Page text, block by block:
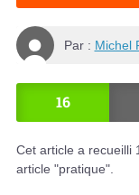
Par : Michel
16
Cet article a recueilli
article "pratique".